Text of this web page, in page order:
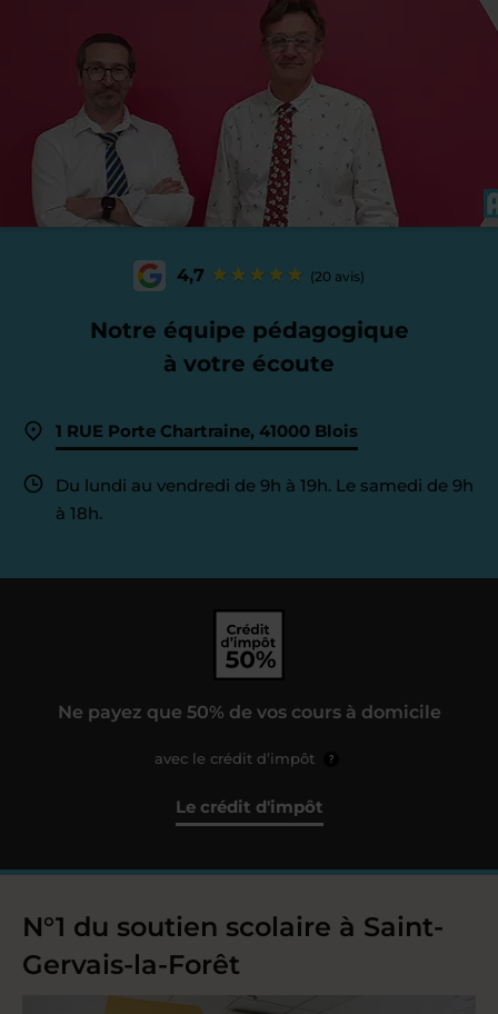
4,7 (20 avis)
Notre équipe pédagogique
à votre écoute
1 RUE Porte Chartraine, 41000 Blois
Du lundi au vendredi de 9h à 19h. Le samedi de 9h
à 18h.
Ne payez que 50% de vos cours à domicile
avec le crédit d’impôt ?
Le crédit d'impôt
N°1 du soutien scolaire à Saint-
Gervais-la-Forêt